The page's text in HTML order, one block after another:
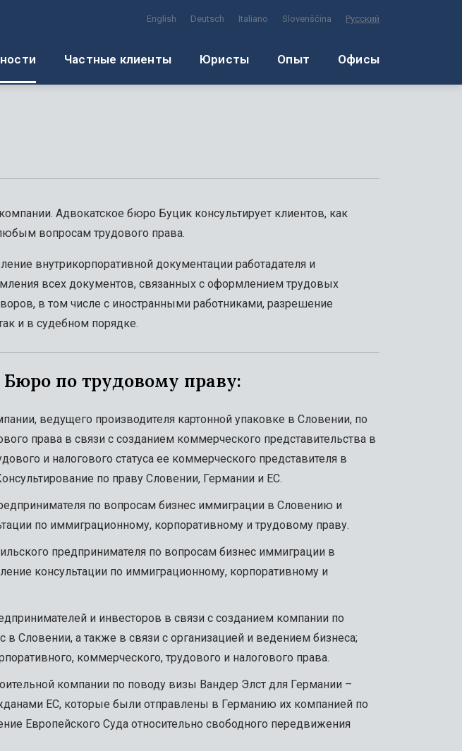
English Deutsch Italiano Slovenščina Русский
Частные клиенты Юристы Опыт Офисы
Адвокатское бюро Буцик консультирует клиентов, как
вопросам трудового права.
внутрикорпоративной документации работадателя и
всех документов, связанных с оформлением трудовых
в том числе с иностранными работниками, разрешение
и в судебном порядке.
по трудовому праву:
ведущего производителя картонной упаковке в Словении, по
права в связи с созданием коммерческого представительства в
и налогового статуса ее коммерческого представителя в
по праву Словении, Германии и ЕС.
по вопросам бизнес иммиграции в Словению и
по иммиграционному, корпоративному и трудовому праву.
предпринимателя по вопросам бизнес иммиграции в
консультации по иммиграционному, корпоративному и
и инвесторов в связи с созданием компании по
в Словении, а также в связи с организацией и ведением бизнеса;
коммерческого, трудового и налогового права.
компании по поводу визы Вандер Элст для Германии –
ЕС, которые были отправлены в Германию их компанией по
Европейского Суда относительно свободного передвижения